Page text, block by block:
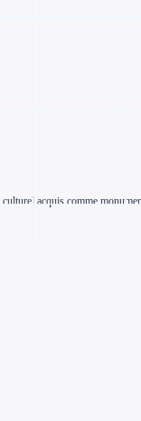
acquis comme